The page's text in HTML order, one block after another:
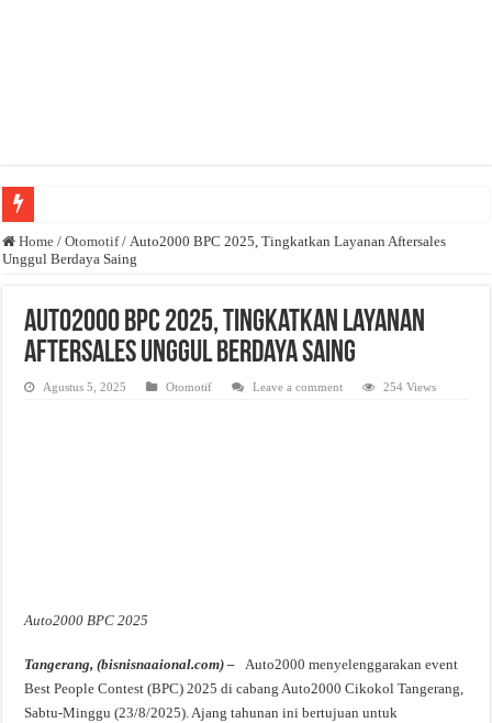
Anda butuh promosi usaha? Kontak ke Email redaksi@bisnisnasional.com
Dibutuhkan Marketing. Lamaran di-email ke redaksi@bisnisnasional.com
Home / Otomotif / Auto2000 BPC 2025, Tingkatkan Layanan Aftersales
Unggul Berdaya Saing
Auto2000 BPC 2025, Tingkatkan Layanan
Aftersales Unggul Berdaya Saing
Agustus 5, 2025 Otomotif Leave a comment 254 Views
Auto2000 BPC 2025
Tangerang, (bisnisnaaional.com) – Auto2000 menyelenggarakan event
Best People Contest (BPC) 2025 di cabang Auto2000 Cikokol Tangerang,
Sabtu-Minggu (23/8/2025). Ajang tahunan ini bertujuan untuk